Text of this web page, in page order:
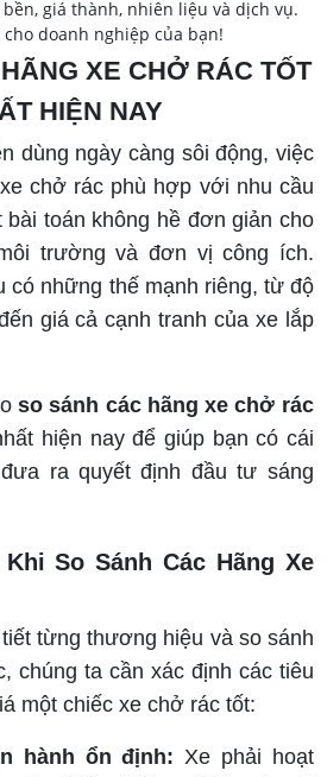
giá thành, nhiên liệu và dịch vụ.
doanh nghiệp của bạn!
XE CHỞ RÁC TỐT
HIỆN NAY
dùng ngày càng sôi động, việc
chở rác phù hợp với nhu cầu
bài toán không hề đơn giản cho
trường và đơn vị công ích.
có những thế mạnh riêng, từ độ
giá cả cạnh tranh của xe lắp
so sánh các hãng xe chở rác
hiện nay để giúp bạn có cái
ra quyết định đầu tư sáng
So Sánh Các Hãng Xe
từng thương hiệu và so sánh
chúng ta cần xác định các tiêu
một chiếc xe chở rác tốt:
hành ổn định: Xe phải hoạt